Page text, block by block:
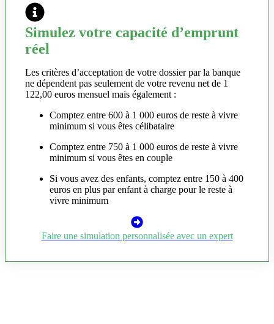
Simulez votre capacité d’emprunt
réel
Les critères d’acceptation de votre dossier par la banque
ne dépendent pas seulement de votre revenu net de 1
122,00 euros mensuel mais également :
Comptez entre 600 à 1 000 euros de reste à vivre
minimum si vous êtes célibataire
Comptez entre 750 à 1 000 euros de reste à vivre
minimum si vous êtes en couple
Si vous avez des enfants, comptez entre 150 à 400
euros en plus par enfant à charge pour le reste à
vivre minimum
Faire une simulation personnalisée avec un expert